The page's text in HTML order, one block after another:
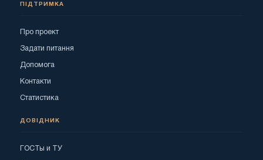
ПІДТРИМКА
Про проект
Задати питання
Допомога
Контакти
Статистика
ДОВІДНИК
ГОСТы и ТУ